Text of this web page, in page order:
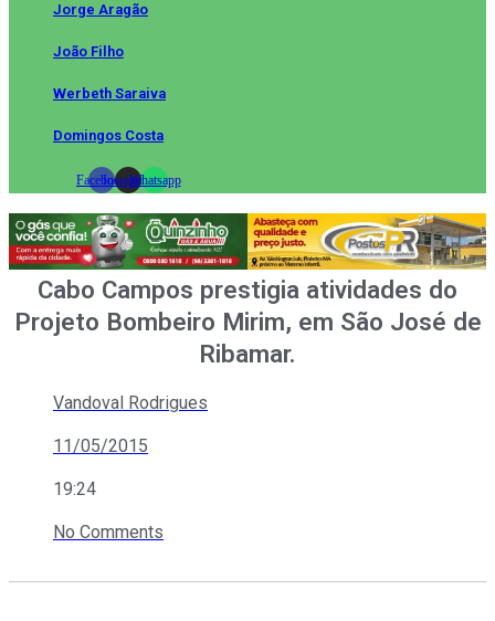
Jorge Aragão
João Filho
Werbeth Saraiva
Domingos Costa
FacebookInstagramWhatsapp
Cabo Campos prestigia atividades do
Projeto Bombeiro Mirim, em São José de
Ribamar.
Vandoval Rodrigues
11/05/2015
19:24
No Comments